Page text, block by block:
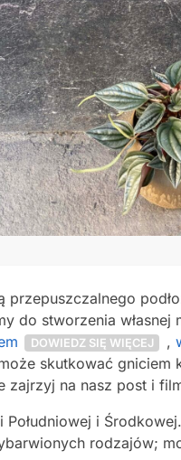
przepuszczalnego
do stworzenia
DOWIEDZ SIĘ WIĘCEJ ,
skutkować gniciem
zajrzyj na nasz post i
i
rodzajów;